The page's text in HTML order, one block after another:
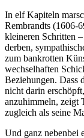
In elf Kapiteln
Rembrandts (1606-
kleineren Schritten
derben,
zum bankrotten
wechselhaften
Beziehungen. Dass
nicht darin
anzuhimmeln, zeigt
zugleich als seine
Und ganz nebenbei